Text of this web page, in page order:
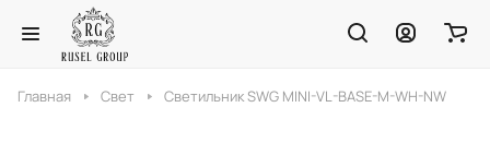
Главная Свет Светильник SWG MINI-VL-BASE-M-WH-NW